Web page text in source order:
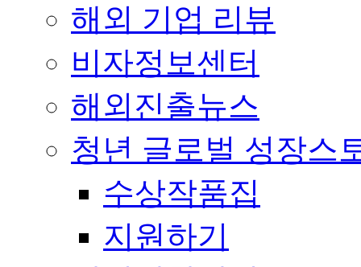
해외 기업 리뷰
비자정보센터
해외진출뉴스
청년 글로벌 성장스
수상작품집
지원하기